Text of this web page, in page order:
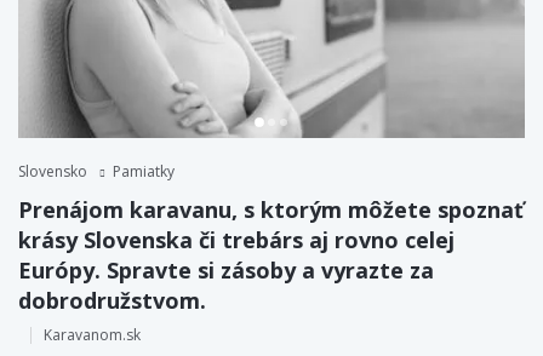
Slovensko Pamiatky
Prenájom karavanu, s ktorým môžete spoznať
krásy Slovenska či trebárs aj rovno celej
Európy. Spravte si zásoby a vyrazte za
dobrodružstvom.
Karavanom.sk